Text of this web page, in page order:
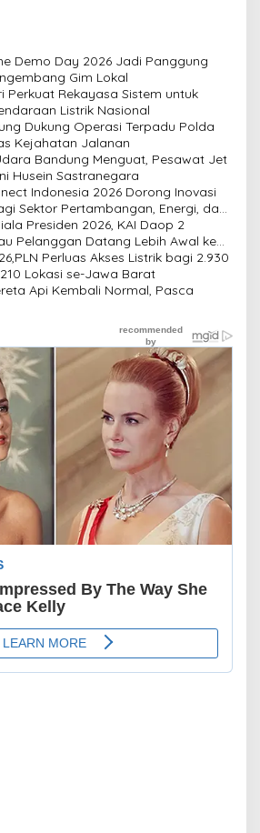
Demo Day 2026 Jadi Panggung
Gim Lokal
Perkuat Rekayasa Sistem untuk
Listrik Nasional
Dukung Operasi Terpadu Polda
Kejahatan Jalanan
Bandung Menguat, Pesawat Jet
Husein Sastranegara
Indonesia 2026 Dorong Inovasi
Sektor Pertambangan, Energi, dan
Presiden 2026, KAI Daop 2
Pelanggan Datang Lebih Awal ke
Perluas Akses Listrik bagi 2.930
Lokasi se-Jawa Barat
Api Kembali Normal, Pasca